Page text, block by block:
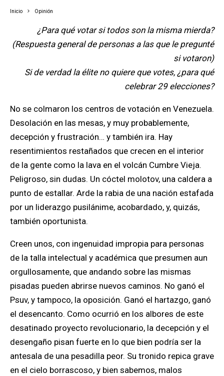
Inicio Opinión
¿Para qué votar si todos son la misma mierda?
(Respuesta general de personas a las que le pregunté
si votaron)
Si de verdad la élite no quiere que votes, ¿para qué
celebrar 29 elecciones?
No se colmaron los centros de votación en Venezuela.
Desolación en las mesas, y muy probablemente,
decepción y frustración… y también ira. Hay
resentimientos restañados que crecen en el interior
de la gente como la lava en el volcán Cumbre Vieja.
Peligroso, sin dudas. Un cóctel molotov, una caldera a
punto de estallar. Arde la rabia de una nación estafada
por un liderazgo pusilánime, acobardado, y, quizás,
también oportunista.
Creen unos, con ingenuidad impropia para personas
de la talla intelectual y académica que presumen aun
orgullosamente, que andando sobre las mismas
pisadas pueden abrirse nuevos caminos. No ganó el
Psuv, y tampoco, la oposición. Ganó el hartazgo, ganó
el desencanto. Como ocurrió en los albores de este
desatinado proyecto revolucionario, la decepción y el
desengaño pisan fuerte en lo que bien podría ser la
antesala de una pesadilla peor. Su tronido repica grave
en el cielo borrascoso, y bien sabemos, malos